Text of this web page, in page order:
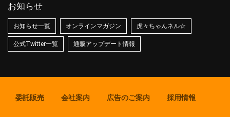
お知らせ
お知らせ一覧 オンラインマガジン 虎々ちゃんネル☆
公式Twitter一覧 通販アップデート情報
委託販売 会社案内 広告のご案内 採用情報